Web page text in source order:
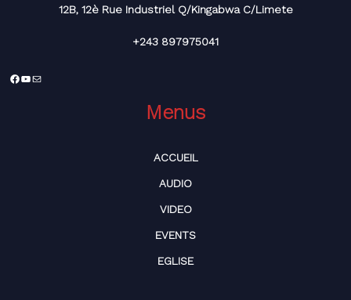
12B, 12è Rue Industriel Q/Kingabwa C/Limete
+243 897975041
Facebook
YouTube
E-
Menus
ACCUEIL
AUDIO
VIDEO
EVENTS
EGLISE